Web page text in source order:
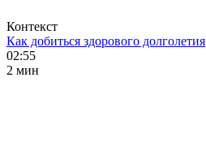
Контекст
Как добиться здорового долголетия
02:55
2 мин